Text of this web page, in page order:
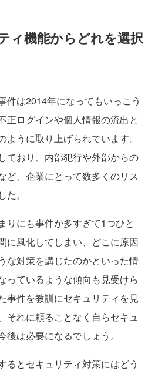
ィ機能からどれを選択
件は2014年になってもいっこう
正ログインや個人情報の流出と
うに取り上げられています。
ており、内部犯行や外部からの
ど、企業にとって数多くのリス
。
りにも事件が多すぎて1つひと
に風化してしまい、どこに原因
な対策を講じたのかといった情
っているような傾向も見受けら
事件を教訓にセキュリティを見
それに頼ることなく自らセキュ
後は必要になるでしょう。
るとセキュリティ対策にはどう